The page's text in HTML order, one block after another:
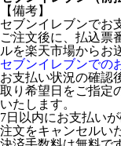
【備考】
セブンイレブンでお
ご注文後に、払込票
ルを楽天市場からお
セブンイレブンでの
お支払い状況の確認
取り希望日をご指定
いたします。
7日以内にお支払い
注文をキャンセルい